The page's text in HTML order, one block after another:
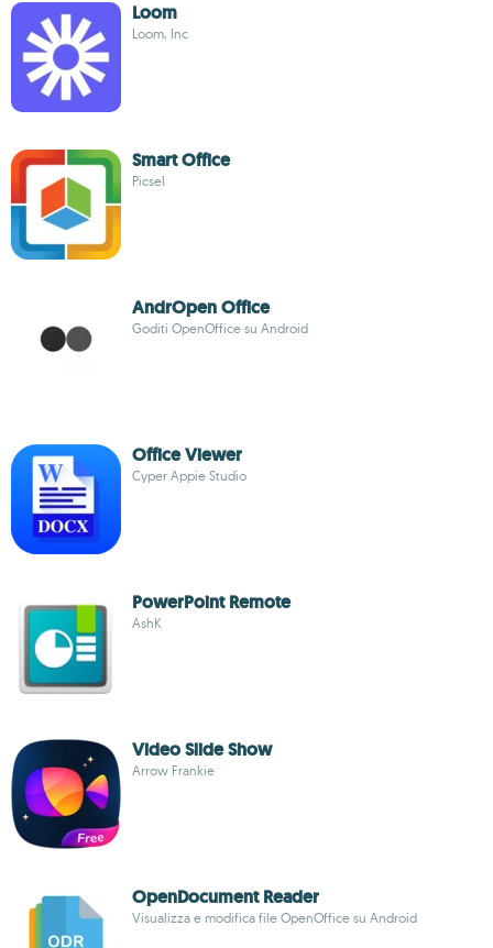
Loom
Loom, Inc
Smart Office
Picsel
AndrOpen Office
Goditi OpenOffice su Android
Office Viewer
Cyper Appie Studio
PowerPoint Remote
AshK
Video Slide Show
Arrow Frankie
OpenDocument Reader
Visualizza e modifica file OpenOffice su Android